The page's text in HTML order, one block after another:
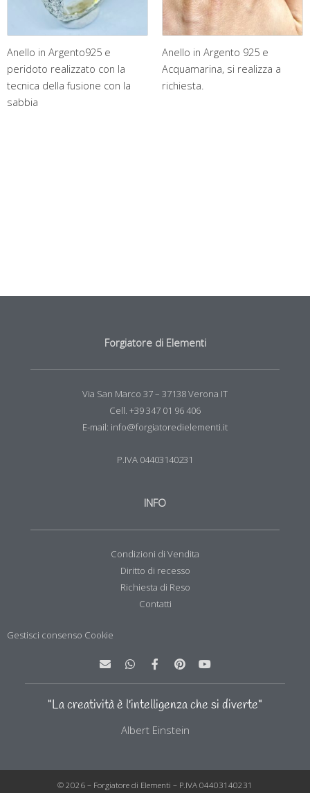
Anello in Argento925 e
peridoto realizzato con la
tecnica della fusione con la
sabbia
Anello in Argento 925 e
Acquamarina, si realizza a
richiesta.
Forgiatore di Elementi
Via San Marco 37 – 37138 Verona IT
Cell. +39 347 01 96 406
E-mail: info@forgiatoredielementi.it
P.IVA 04403140231
INFO
Condizioni di Vendita
Diritto di recesso
Richiesta di Reso
Contatti
Gestisci consenso Cookie
n
e
l
o
h
t
s
a
p
F
a
e
b
o
k
P
i
t
e
r
s
o
t
u
b
"La creatività è l'intelligenza che si diverte"
Albert Einstein
© 2026 – Forgiatore di Elementi – P.IVA 04403140231